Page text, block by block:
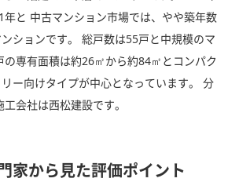
と 中古マンション市場では、やや築年数
ションです。 総戸数は55戸と中規模のマ
の専有面積は約26㎡から約84㎡とコンパク
ー向けタイプが中心となっています。 分
会社は西松建設です。
家から見た評価ポイント